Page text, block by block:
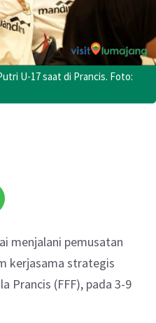
U-17 saat di Prancis. Foto:
menjalani pemusatan
kerjasama strategis
Prancis (FFF), pada 3-9